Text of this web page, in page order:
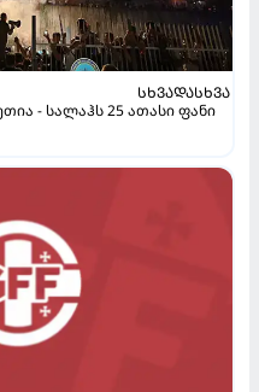
ᲡᲮᲕᲐᲓᲐᲡᲮᲕᲐ
- სალაჰს 25 ათასი ფანი